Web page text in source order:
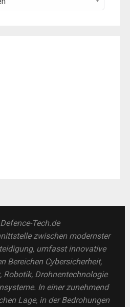
Tech.de
zwischen modernster
umfasst innovative
Bereichen Cybersicherheit,
Robotik, Drohnentechnologie
In einer zunehmend
Lage, in der Bedrohungen